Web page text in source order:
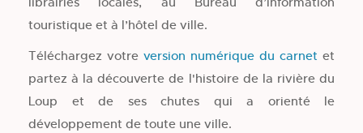
touristique et à l’hôtel de ville.
Téléchargez votre version numérique du carnet et
partez à la découverte de l'histoire de la rivière du
Loup et de ses chutes qui a orienté le
développement de toute une ville.